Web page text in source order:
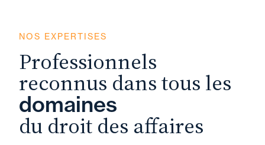
NOS EXPERTISES
Professionnels
reconnus dans tous les
domaines
du droit des affaires